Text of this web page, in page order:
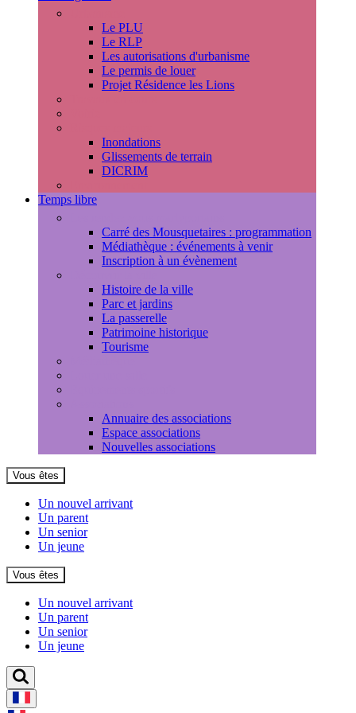
Le PLU
Le RLP
Les autorisations d'urbanisme
Le permis de louer
Projet Résidence les Lions
Inondations
Glissements de terrain
DICRIM
Temps libre
Carré des Mousquetaires : programmation
Médiathèque : événements à venir
Inscription à un évènement
Histoire de la ville
Parc et jardins
La passerelle
Patrimoine historique
Tourisme
Annuaire des associations
Espace associations
Nouvelles associations
Vous êtes
Un nouvel arrivant
Un parent
Un senior
Un jeune
Vous êtes
Un nouvel arrivant
Un parent
Un senior
Un jeune